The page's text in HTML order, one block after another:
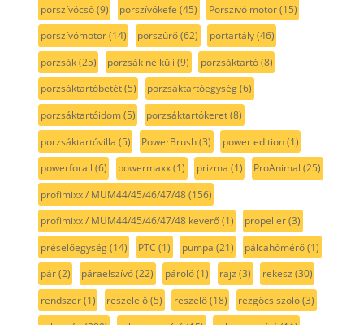
porszívócső(9) porszívókefe (45) Porszívó motor(15)
porszívómotor(14) porszűrő(62) portartály(46)
porzsák(25) porzsák nélküli (9) porzsáktartó(8)
porzsáktartóbetét(5) porzsáktartóegység(6)
porzsáktartóidom(5) porzsáktartókeret(8)
porzsáktartóvilla (5) PowerBrush(3) power edition(1)
powerforall (6) powermaxx(1) prizma (1) ProAnimal (25)
profimixx / MUM44/45/46/47/48(156)
profimixx / MUM44/45/46/47/48 keverő(1) propeller(3)
préselőegység(14) PTC (1) pumpa (21) pálcahőmérő(1)
pár(2) páraelszívó(22) pároló(1) rajz (3) rekesz (30)
rendszer(1) reszelelő(5) reszelő(18) rezgőcsiszoló(3)